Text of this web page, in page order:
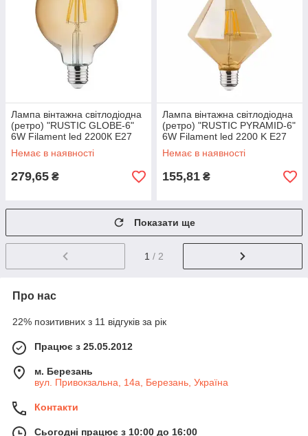
Лампа вінтажна світлодіодна
(ретро) "RUSTIC GLOBE-6"
6W Filament led 2200К E27
Немає в наявності
279,65 ₴
Лампа вінтажна світлодіодна
(ретро) "RUSTIC PYRAMID-6"
6W Filament led 2200 K E27
Немає в наявності
155,81 ₴
Показати ще
1 / 2
Про нас
22% позитивних з 11 відгуків за рік
Працює з 25.05.2012
м. Березань
вул. Привокзальна, 14а, Березань, Україна
Контакти
Сьогодні працює з 10:00 до 16:00